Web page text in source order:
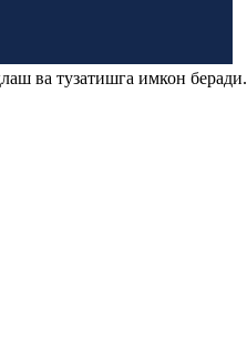
ва тузатишга имкон беради.